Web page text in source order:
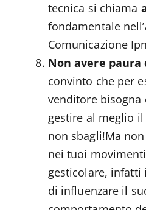
tecnica si chiama
fondamentale
Comunicazione
Non avere
convinto che per
venditore bisogna
gestire al meglio
non sbagli!Ma
nei tuoi
gesticolare, infatti
di influenzare il